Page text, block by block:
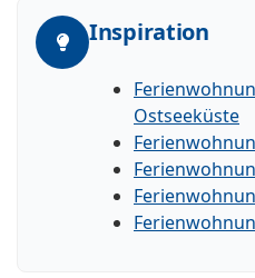
Inspiration
Ostseeküste